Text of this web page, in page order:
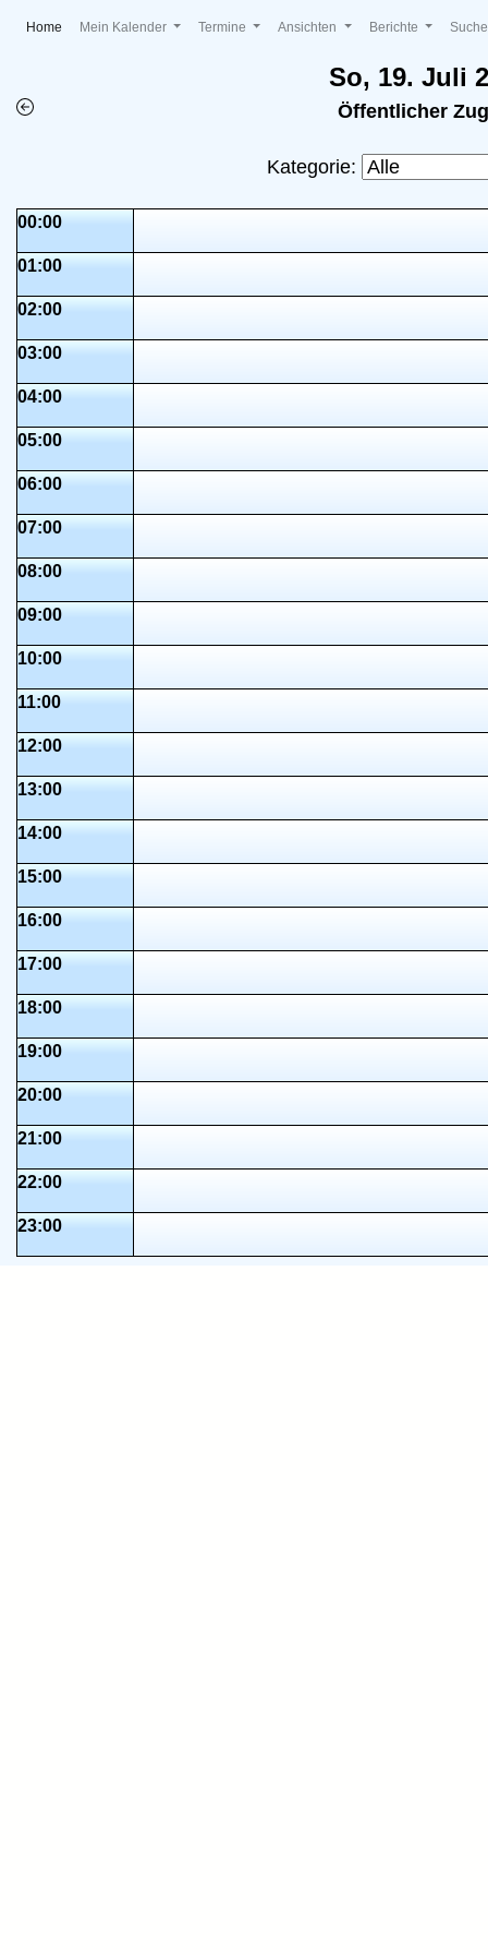
Home (current)
Mein Kalender Termine Ansichten Berichte
So, 19. Juli
Öffentlicher
Kategorie:
00:00
01:00
02:00
03:00
04:00
05:00
06:00
07:00
08:00
09:00
10:00
11:00
12:00
13:00
14:00
15:00
16:00
17:00
18:00
19:00
20:00
21:00
22:00
23:00